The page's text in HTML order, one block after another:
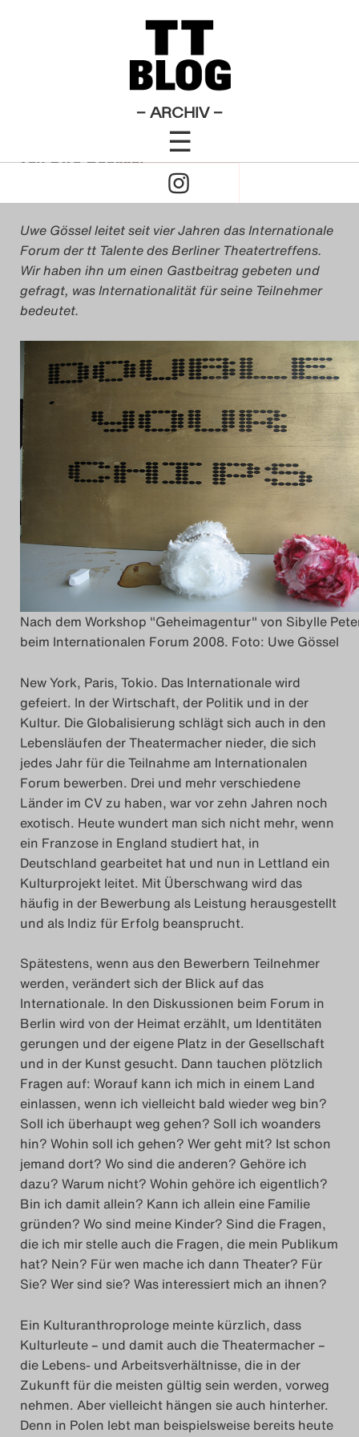
– ARCHIV –
☰
Click
to
Open
Naviagtion
2009
Das Theatertreffen-
2010
Das Theatertreffen-
2011
Das Theatertreffen-
2012
Das Theatertreffen-
2013
Das Theatertreffen-
2014
Das Theatertreffen-
2015
Das Theatertreffen-
2016
Das Theatertreffen-
2017
Das Theatertreffen-
2018
Das Theatertreffen-
2018 Alumni
Das Theatertreffen-
2019
Das Theatertreffen-
2020
Das Theatertreffen-
2021
Das Theatertreffen-
2022
Das Theatertreffen-
2023
Das Theatertreffen-
2024
Das Theatertreffen-
2025
Das Theatertreffen-
Archiv
Impressum
Nutzungsbedingungen
Theatertreffen-Blog 2009
Theaterleute als
EasyJetSet
vonUwe Goessel
Uwe Gössel leitet seit vier Jahren das Internationale
Forum der tt Talente des Berliner Theatertreffens.
Wir haben ihn um einen Gastbeitrag gebeten und
gefragt, was Internationalität für seine Teilnehmer
bedeutet.
Nach dem Workshop "Geheimagentur" von Sibylle
beim Internationalen Forum 2008. Foto: Uwe Gössel
New York, Paris, Tokio. Das Internationale wird
gefeiert. In der Wirtschaft, der Politik und in der
Kultur. Die Globalisierung schlägt sich auch in den
Lebensläufen der Theatermacher nieder, die sich
jedes Jahr für die Teilnahme am Internationalen
Forum bewerben. Drei und mehr verschiedene
Länder im CV zu haben, war vor zehn Jahren noch
exotisch. Heute wundert man sich nicht mehr, wenn
ein Franzose in England studiert hat, in
Deutschland gearbeitet hat und nun in Lettland ein
Kulturprojekt leitet. Mit Überschwang wird das
häufig in der Bewerbung als Leistung herausgestellt
und als Indiz für Erfolg beansprucht.
Spätestens, wenn aus den Bewerbern Teilnehmer
werden, verändert sich der Blick auf das
Internationale. In den Diskussionen beim Forum in
Berlin wird von der Heimat erzählt, um Identitäten
gerungen und der eigene Platz in der Gesellschaft
und in der Kunst gesucht. Dann tauchen plötzlich
Fragen auf: Worauf kann ich mich in einem Land
einlassen, wenn ich vielleicht bald wieder weg bin?
Soll ich überhaupt weg gehen? Soll ich woanders
hin? Wohin soll ich gehen? Wer geht mit? Ist schon
jemand dort? Wo sind die anderen? Gehöre ich
dazu? Warum nicht? Wohin gehöre ich eigentlich?
Bin ich damit allein? Kann ich allein eine Familie
gründen? Wo sind meine Kinder? Sind die Fragen,
die ich mir stelle auch die Fragen, die mein Publikum
hat? Nein? Für wen mache ich dann Theater? Für
Sie? Wer sind sie? Was interessiert mich an ihnen?
Ein Kulturanthroprologe meinte kürzlich, dass
Kulturleute – und damit auch die Theatermacher –
die Lebens- und Arbeitsverhältnisse, die in der
Zukunft für die meisten gültig sein werden, vorweg
nehmen. Aber vielleicht hängen sie auch hinterher.
Denn in Polen lebt man beispielsweise bereits heute